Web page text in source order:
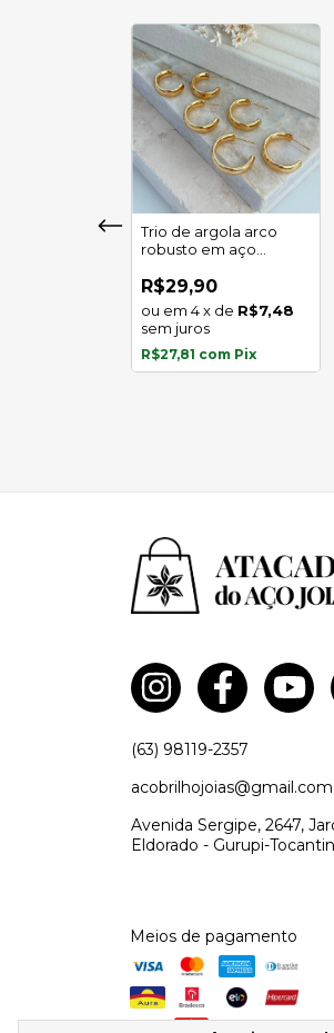
Trio de argola arco
robusto em aço
R$29,90
4x de R$7,48
sem juros
R$27,81 com Pix
(63) 98119-2357
acobrilhojoias@gmail.com
Avenida Sergipe, 2647,
Eldorado - Gurupi-
Meios de pagamento